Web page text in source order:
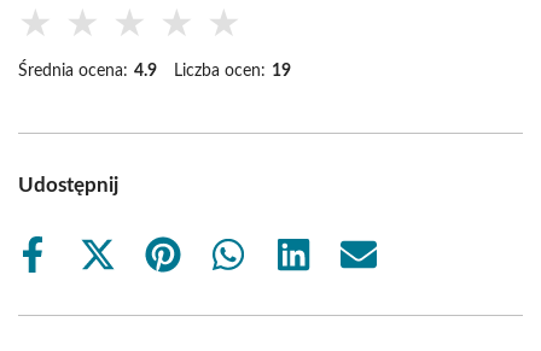
★ ★ ★ ★ ★
Średnia ocena: 4.9 Liczba ocen: 19
Udostępnij
Share
Share
(Twitter)
Share
Share
Share
Share